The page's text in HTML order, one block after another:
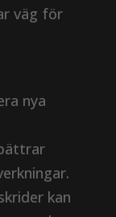
väg för
nya
kan